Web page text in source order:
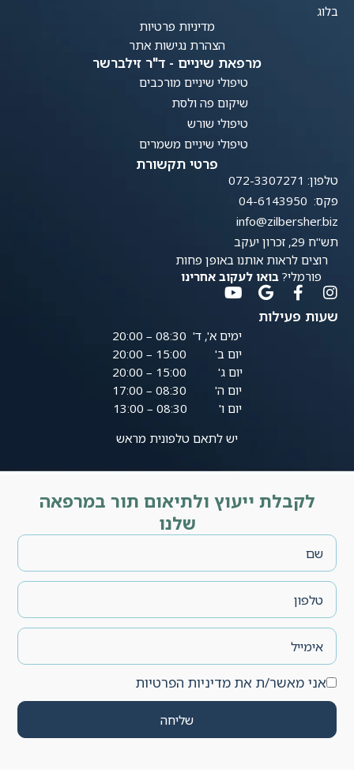
בלוג
מדיניות פרטיות
הצהרת נגישות אתר
מרפאת שיניים - ד"ר זילברשר
טיפולי שיניים מורכבים
שיקום פה ולסת
טיפולי שורש
טיפולי שיניים משמרים
פרטי תקשורת
טלפון: 072-3307271
פקס: 04-6143950
info@zilbersher.biz
תש"ח 29, זכרון יעקב
רוצים לראות אותנו באופן פחות
פורמלי? בואו לעקוב אחרינו
שעות פעילות
ימים א', ד' 08:30 – 20:00
יום ב' 15:00 – 20:00
יום ג' 15:00 – 20:00
יום ה' 08:30 – 17:00
יום ו' 08:30 – 13:00
יש לתאם טלפונית מראש
לקבלת ייעוץ ולתיאום תור במרפאה
שלנו
אני מאשר/ת את מדיניות הפרטיות
שליחה